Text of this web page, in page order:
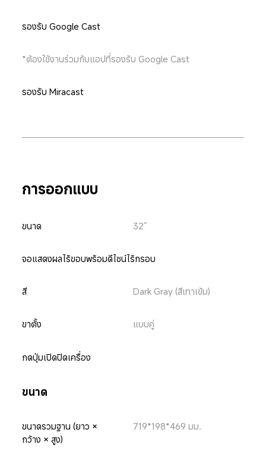
รองรับ Google Cast
*ต้องใช้งานร่วมกับแอปที่รองรับ Google Cast
รองรับ Miracast
การออกแบบ
ขนาด 32”
จอแสดงผลไร้ขอบพร้อมดีไซน์ไร้กรอบ
สี Dark Gray (สีเทาเข้ม)
ขาตั้ง แบบคู่
กดปุ่มเปิดปิดเครื่อง
ขนาด
ขนาดรวมฐาน (ยาว ×
กว้าง × สูง)
719*198*469 มม.